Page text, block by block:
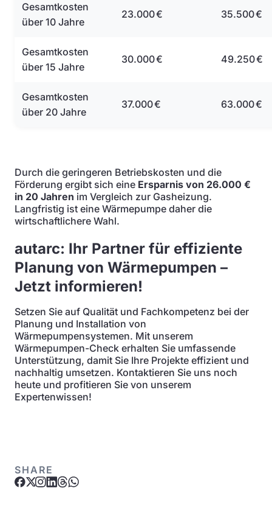
Gesamtkosten
über 10 Jahre
23.000 € 35.500 €
Gesamtkosten
über 15 Jahre
30.000 € 49.250 €
Gesamtkosten
über 20 Jahre
37.000 € 63.000 €
Durch die geringeren Betriebskosten und die
Förderung ergibt sich eine Ersparnis von 26.000 €
in 20 Jahren im Vergleich zur Gasheizung.
Langfristig ist eine Wärmepumpe daher die
wirtschaftlichere Wahl.
autarc: Ihr Partner für effiziente
Planung von Wärmepumpen –
Jetzt informieren!
Setzen Sie auf Qualität und Fachkompetenz bei der
Planung und Installation von
Wärmepumpensystemen. Mit unserem
Wärmepumpen-Check erhalten Sie umfassende
Unterstützung, damit Sie Ihre Projekte effizient und
nachhaltig umsetzen. Kontaktieren Sie uns noch
heute und profitieren Sie von unserem
Expertenwissen!
SHARE